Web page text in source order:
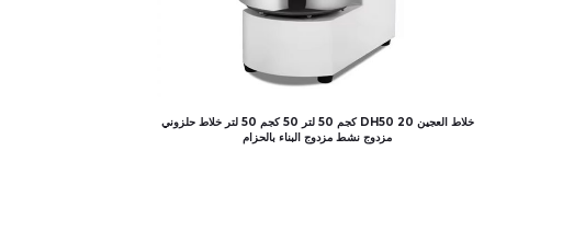
خلاط العجين DH50 20 كجم 50 لتر 50 كجم 50 لتر خلاط حلزوني
مزدوج نشط مزدوج البناء بالحزام